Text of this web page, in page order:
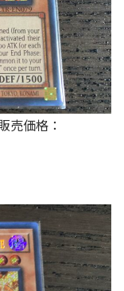
売価格：